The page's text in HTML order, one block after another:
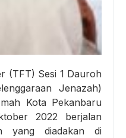
(TFT) Sesi 1 Dauroh
Jenazah)
Kota Pekanbaru
2022 berjalan
yang diadakan di